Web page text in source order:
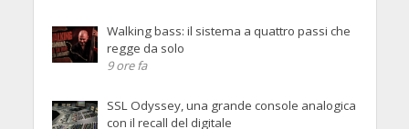
Walking bass: il sistema a quattro passi che
regge da solo
9 ore fa
SSL Odyssey, una grande console analogica
con il recall del digitale